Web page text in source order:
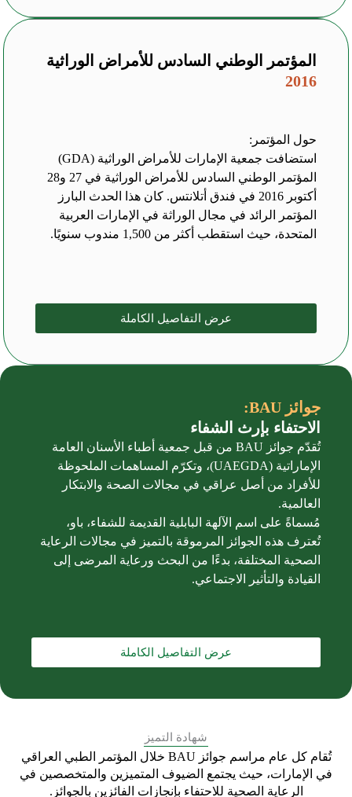
المؤتمر الوطني السادس للأمراض الوراثية
2016
حول المؤتمر:
استضافت جمعية الإمارات للأمراض الوراثية (GDA)
المؤتمر الوطني السادس للأمراض الوراثية في 27 و28
أكتوبر 2016 في فندق أتلانتس. كان هذا الحدث البارز
المؤتمر الرائد في مجال الوراثة في الإمارات العربية
المتحدة، حيث استقطب أكثر من 1,500 مندوب سنويًا.
عرض التفاصيل الكاملة
جوائز BAU:
الاحتفاء بإرث الشفاء
تُقدّم جوائز BAU من قبل جمعية أطباء الأسنان العامة
الإماراتية (UAEGDA)، وتكرّم المساهمات الملحوظة
للأفراد من أصل عراقي في مجالات الصحة والابتكار
العالمية.
مُسماةً على اسم الآلهة البابلية القديمة للشفاء، باو،
تُعترف هذه الجوائز المرموقة بالتميز في مجالات الرعاية
الصحية المختلفة، بدءًا من البحث ورعاية المرضى إلى
القيادة والتأثير الاجتماعي.
عرض التفاصيل الكاملة
شهادة التميز
تُقام كل عام مراسم جوائز BAU خلال المؤتمر الطبي العراقي
في الإمارات، حيث يجتمع الضيوف المتميزين والمتخصصين في
الرعاية الصحية للاحتفاء بإنجازات الفائزين بالجوائز.